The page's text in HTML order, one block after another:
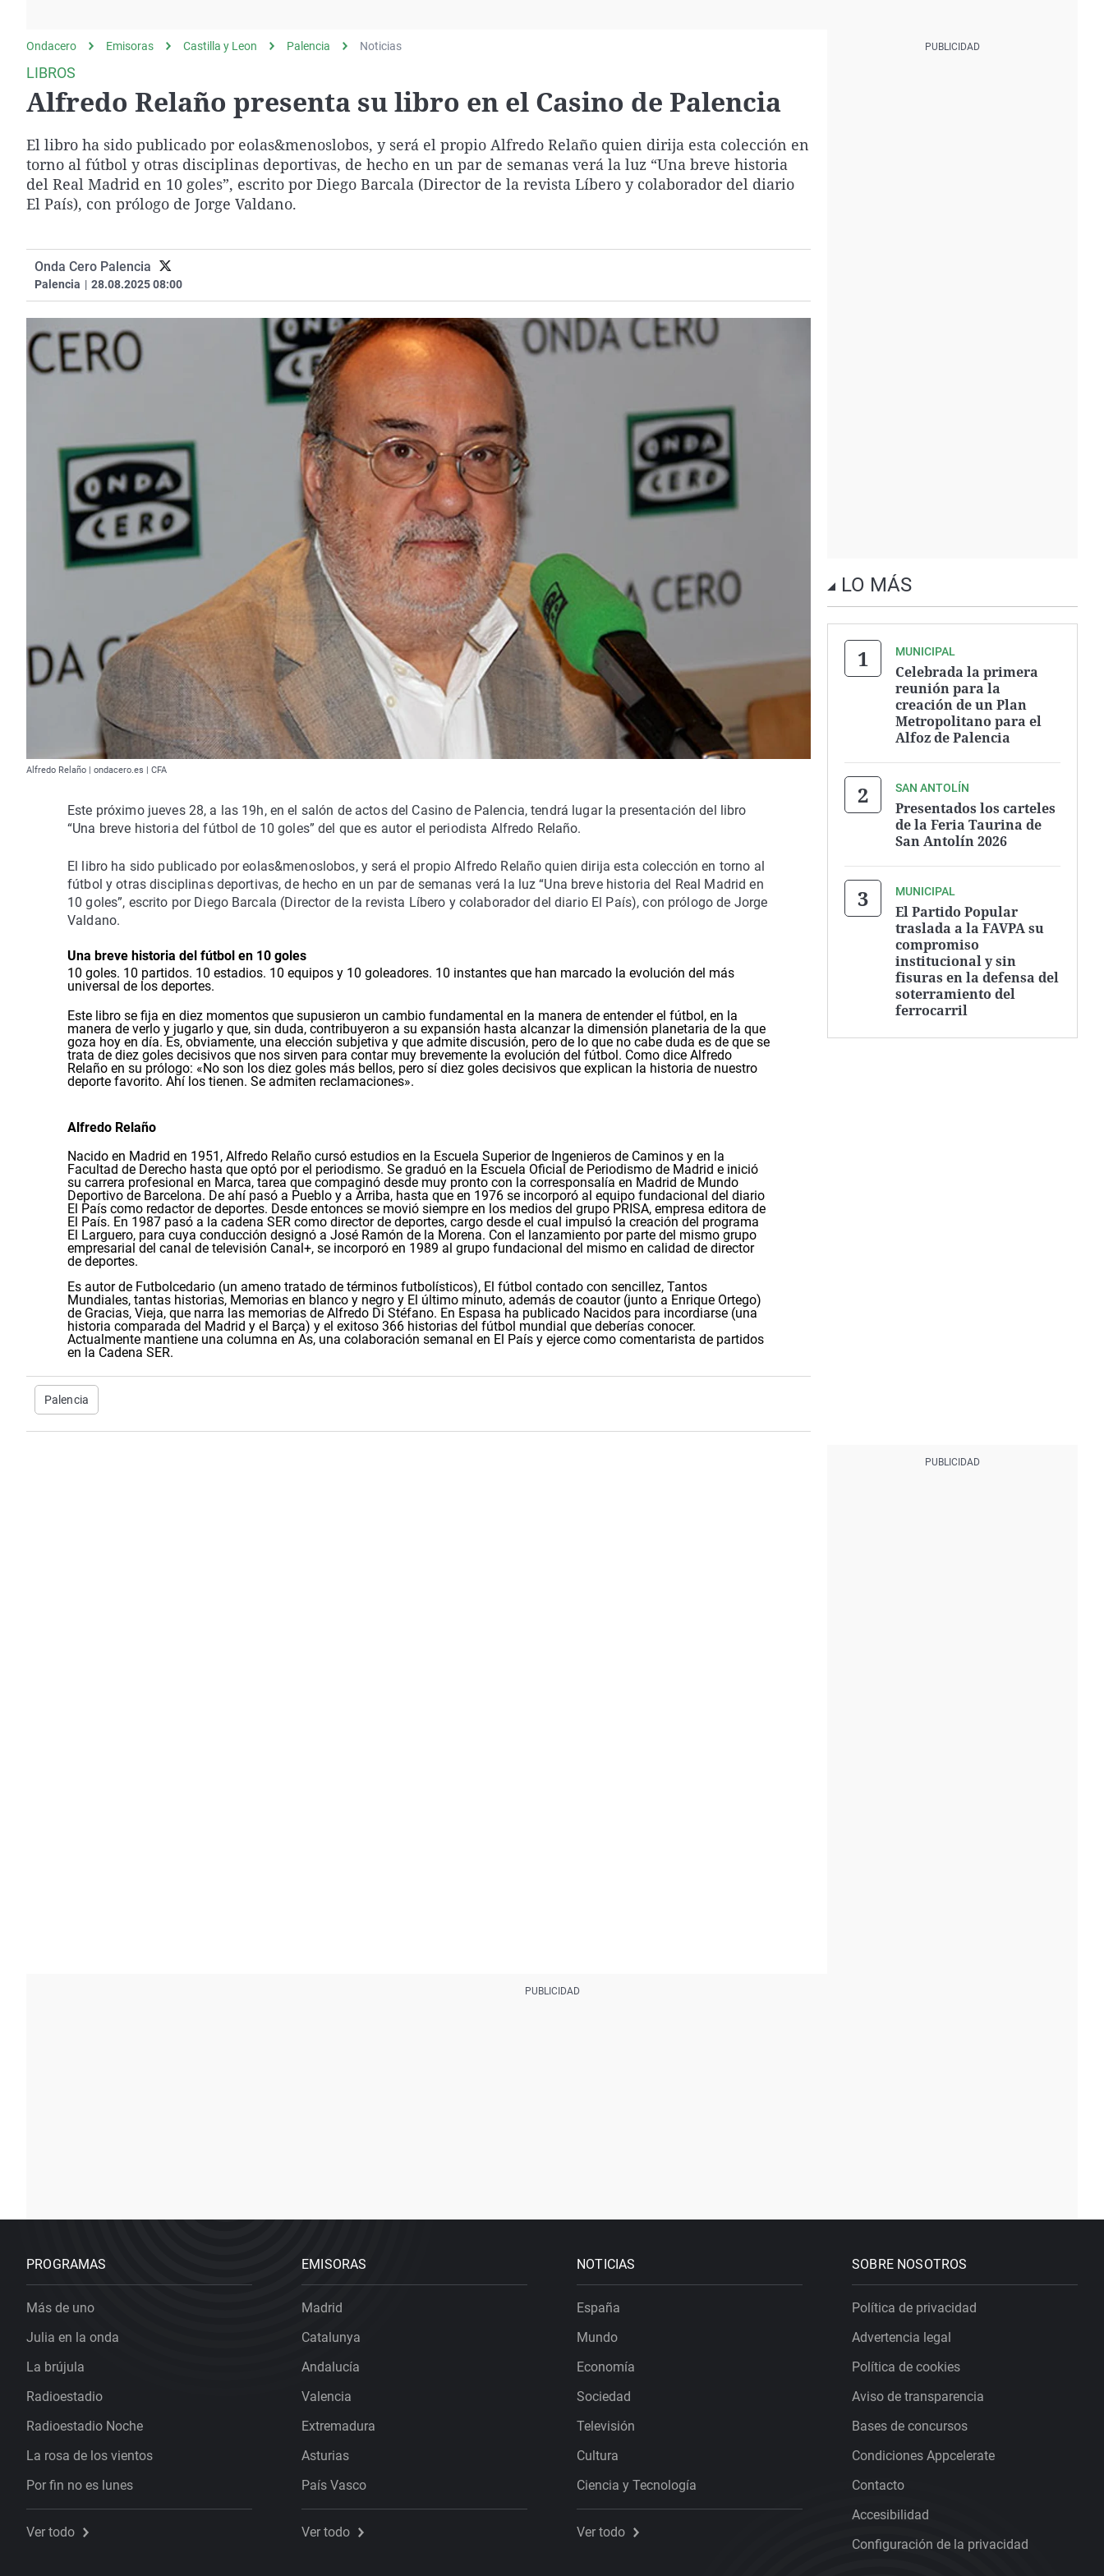
Negra
Ondacero Emisoras Castilla y Leon Palencia Noticias
LIBROS
Alfredo Relaño presenta su libro en el Casino de Palencia
El libro ha sido publicado por eolas&menoslobos, y será el propio Alfredo Relaño quien dirija esta colección en
torno al fútbol y otras disciplinas deportivas, de hecho en un par de semanas verá la luz “Una breve historia
del Real Madrid en 10 goles”, escrito por Diego Barcala (Director de la revista Líbero y colaborador del diario
El País), con prólogo de Jorge Valdano.
Onda Cero Palencia
Palencia | 28.08.2025 08:00
Alfredo Relaño | ondacero.es | CFA
Este próximo jueves 28, a las 19h, en el salón de actos del Casino de Palencia, tendrá lugar la presentación del libro
“Una breve historia del fútbol de 10 goles” del que es autor el periodista Alfredo Relaño.
El libro ha sido publicado por eolas&menoslobos, y será el propio Alfredo Relaño quien dirija esta colección en torno al
fútbol y otras disciplinas deportivas, de hecho en un par de semanas verá la luz “Una breve historia del Real Madrid en
10 goles”, escrito por Diego Barcala (Director de la revista Líbero y colaborador del diario El País), con prólogo de Jorge
Valdano.
Una breve historia del fútbol en 10 goles
10 goles. 10 partidos. 10 estadios. 10 equipos y 10 goleadores. 10 instantes que han marcado la evolución del más
universal de los deportes.
Este libro se fija en diez momentos que supusieron un cambio fundamental en la manera de entender el fútbol, en la
manera de verlo y jugarlo y que, sin duda, contribuyeron a su expansión hasta alcanzar la dimensión planetaria de la que
goza hoy en día. Es, obviamente, una elección subjetiva y que admite discusión, pero de lo que no cabe duda es de que se
trata de diez goles decisivos que nos sirven para contar muy brevemente la evolución del fútbol. Como dice Alfredo
Relaño en su prólogo: «No son los diez goles más bellos, pero sí diez goles decisivos que explican la historia de nuestro
deporte favorito. Ahí los tienen. Se admiten reclamaciones».
Alfredo Relaño
Nacido en Madrid en 1951, Alfredo Relaño cursó estudios en la Escuela Superior de Ingenieros de Caminos y en la
Facultad de Derecho hasta que optó por el periodismo. Se graduó en la Escuela Oficial de Periodismo de Madrid e inició
su carrera profesional en Marca, tarea que compaginó desde muy pronto con la corresponsalía en Madrid de Mundo
Deportivo de Barcelona. De ahí pasó a Pueblo y a Arriba, hasta que en 1976 se incorporó al equipo fundacional del diario
El País como redactor de deportes. Desde entonces se movió siempre en los medios del grupo PRISA, empresa editora de
El País. En 1987 pasó a la cadena SER como director de deportes, cargo desde el cual impulsó la creación del programa
El Larguero, para cuya conducción designó a José Ramón de la Morena. Con el lanzamiento por parte del mismo grupo
empresarial del canal de televisión Canal+, se incorporó en 1989 al grupo fundacional del mismo en calidad de director
de deportes.
Es autor de Futbolcedario (un ameno tratado de términos futbolísticos), El fútbol contado con sencillez, Tantos
Mundiales, tantas historias, Memorias en blanco y negro y El último minuto, además de coautor (junto a Enrique Ortego)
de Gracias, Vieja, que narra las memorias de Alfredo Di Stéfano. En Espasa ha publicado Nacidos para incordiarse (una
historia comparada del Madrid y el Barça) y el exitoso 366 historias del fútbol mundial que deberías conocer.
Actualmente mantiene una columna en As, una colaboración semanal en El País y ejerce como comentarista de partidos
en la Cadena SER.
Palencia
LO MÁS
MUNICIPAL
Celebrada la primera
reunión para la
creación de un Plan
Metropolitano para el
Alfoz de Palencia
SAN ANTOLÍN
Presentados los carteles
de la Feria Taurina de
San Antolín 2026
MUNICIPAL
El Partido Popular
traslada a la FAVPA su
compromiso
institucional y sin
fisuras en la defensa del
soterramiento del
ferrocarril
PROGRAMAS
Más de uno
Julia en la onda
La brújula
Radioestadio
Radioestadio Noche
La rosa de los vientos
Por fin no es lunes
Ver todo
EMISORAS
Madrid
Catalunya
Andalucía
Valencia
Extremadura
Asturias
País Vasco
Ver todo
NOTICIAS
España
Mundo
Economía
Sociedad
Televisión
Cultura
Ciencia y Tecnología
Ver todo
SOBRE NOSOTROS
Política de privacidad
Advertencia legal
Política de cookies
Aviso de transparencia
Bases de concursos
Condiciones Appcelerate
Contacto
Accesibilidad
Configuración de la privacidad